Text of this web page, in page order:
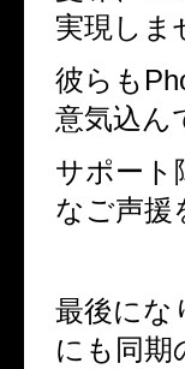
実現しま
彼らも
意気込ん
サポート
なご声援
最後にな
にも同期